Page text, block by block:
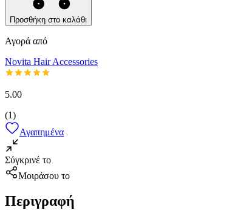
Προσθήκη στο καλάθι
Αγορά από
Novita Hair Accessories
5.00
(1)
Αγαπημένα
Σύγκρινέ το
Μοιράσου το
Περιγραφή